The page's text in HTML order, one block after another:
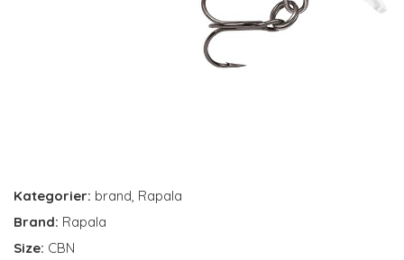
Kategorier: brand, Rapala
Brand: Rapala
Size: CBN